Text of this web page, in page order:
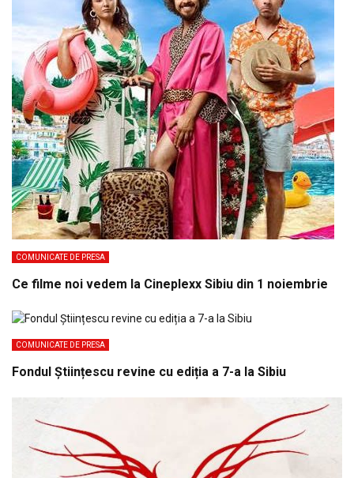
COMUNICATE DE PRESA
Ce filme noi vedem la Cineplexx Sibiu din 1 noiembrie
COMUNICATE DE PRESA
Fondul Științescu revine cu ediția a 7-a la Sibiu